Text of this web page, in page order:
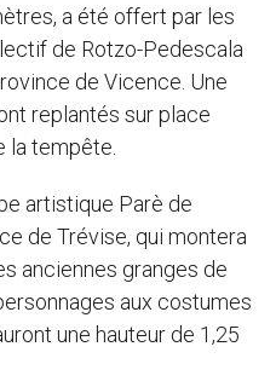
a été offert par les
de Rotzo-Pedescala
de Vicence. Une
replantés sur place
la tempête.
artistique Parè de
de Trévise, qui montera
anciennes granges de
aux costumes
une hauteur de 1,25